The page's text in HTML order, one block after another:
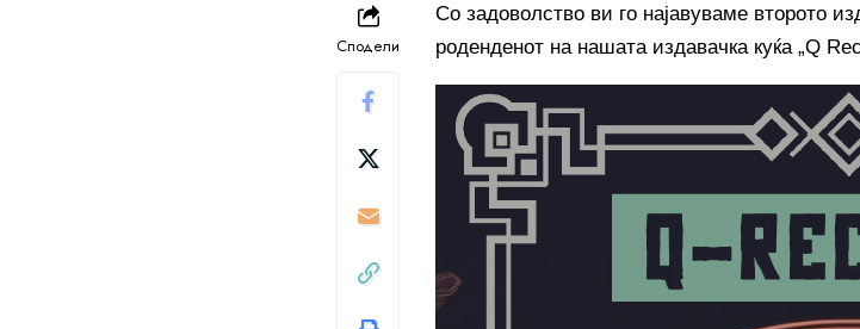
Сподели
Со задоволство ви го најавуваме второто
роденденот на нашата издавачка куќа „Q